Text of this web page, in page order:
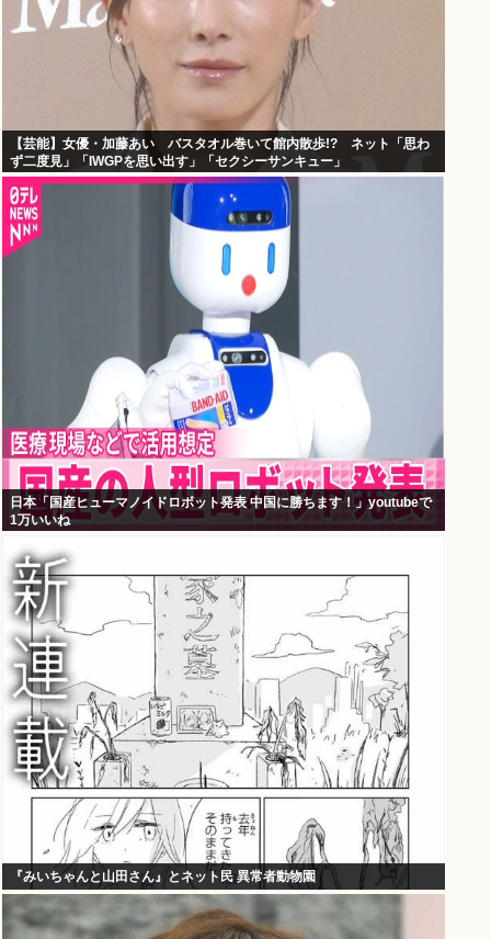
【芸能】女優・加藤あい バスタオル巻いて館内散歩!? ネット「思わ
ず二度見」「IWGPを思い出す」「セクシーサンキュー」
日本「国産ヒューマノイドロボット発表 中国に勝ちます！」youtubeで
1万いいね
『みいちゃんと山田さん』とネット民 異常者動物園